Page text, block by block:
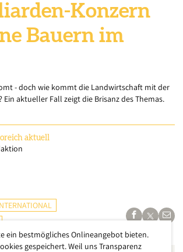
Konzern
Bauern im
- doch wie kommt die Landwirtschaft mit der
aktueller Fall zeigt die Brisanz des Themas.
aktuell
ein bestmögliches Onlineangebot bieten.
gespeichert. Weil uns Transparenz